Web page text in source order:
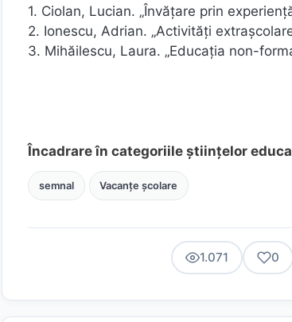
1. Ciolan, Lucian. „Învățare prin
2. Ionescu, Adrian. „Activități
3. Mihăilescu, Laura. „Educația non-
Încadrare în categoriile științelor
semnal Vacanțe școlare
1.071 0